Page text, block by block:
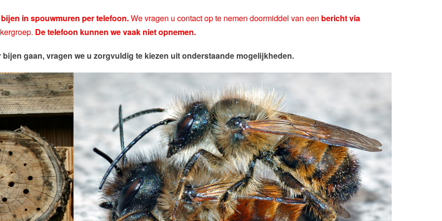
in spouwmuren per telefoon.We vragen u contact op te nemen doormiddel van een bericht via
De telefoon kunnen we vaak niet opnemen.
gaan, vragen we u zorgvuldig te kiezen uit onderstaande mogelijkheden.